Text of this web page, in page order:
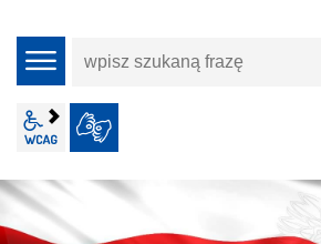
menu
wpisz
frazę
wcag2.1